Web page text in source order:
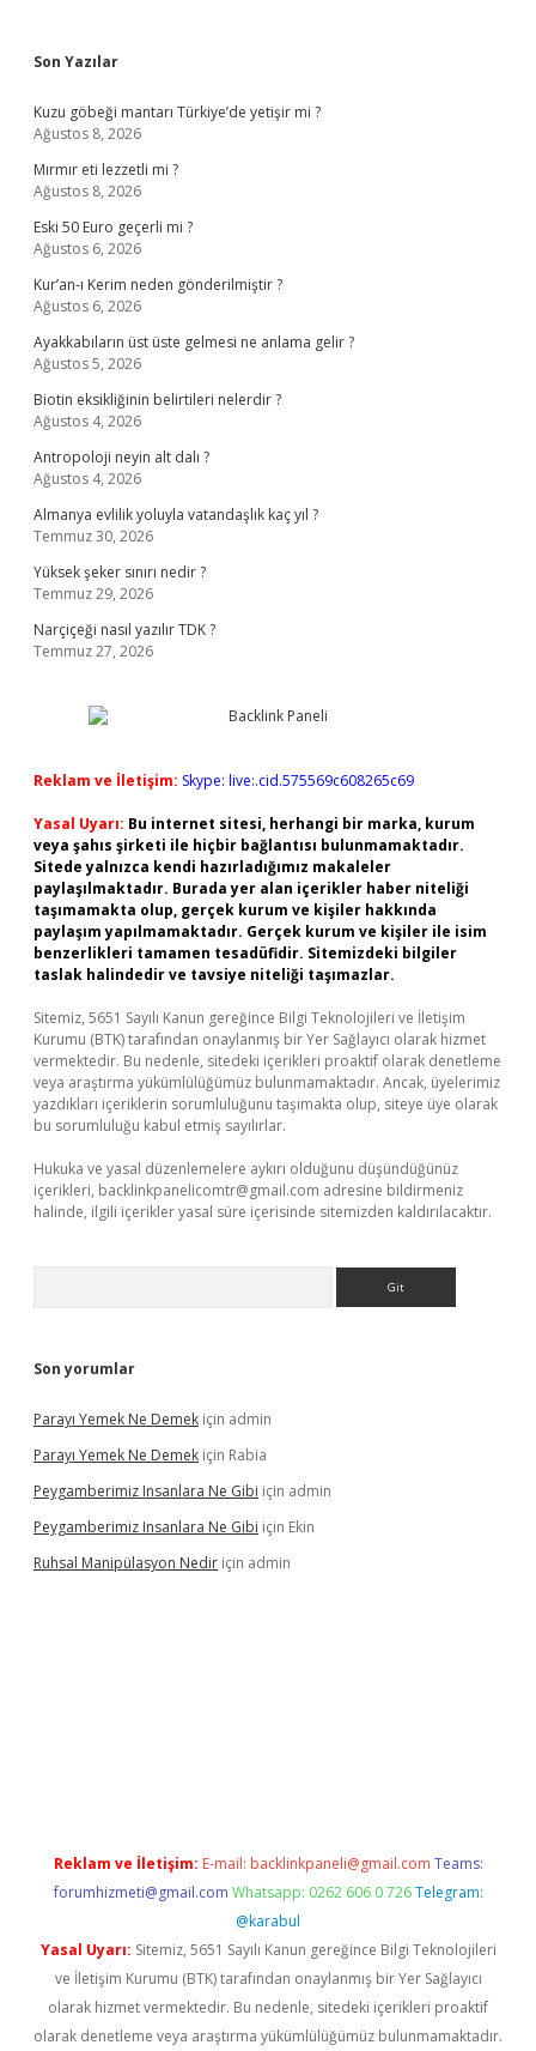
Sidebar
Son Yazılar
Kuzu göbeği mantarı Türkiye’de yetişir mi ?
Ağustos 8, 2026
Mırmır eti lezzetli mi ?
Ağustos 8, 2026
Eski 50 Euro geçerli mi ?
Ağustos 6, 2026
Kur’an-ı Kerim neden gönderilmiştir ?
Ağustos 6, 2026
Ayakkabıların üst üste gelmesi ne anlama gelir ?
Ağustos 5, 2026
Biotin eksikliğinin belirtileri nelerdir ?
Ağustos 4, 2026
Antropoloji neyin alt dalı ?
Ağustos 4, 2026
Almanya evlilik yoluyla vatandaşlık kaç yıl ?
Temmuz 30, 2026
Yüksek şeker sınırı nedir ?
Temmuz 29, 2026
Narçiçeği nasıl yazılır TDK ?
Temmuz 27, 2026
Reklam ve İletişim: Skype: live:.cid.575569c608265c69
Yasal Uyarı: Bu internet sitesi, herhangi bir marka, kurum
veya şahıs şirketi ile hiçbir bağlantısı bulunmamaktadır.
Sitede yalnızca kendi hazırladığımız makaleler
paylaşılmaktadır. Burada yer alan içerikler haber niteliği
taşımamakta olup, gerçek kurum ve kişiler hakkında
paylaşım yapılmamaktadır. Gerçek kurum ve kişiler ile isim
benzerlikleri tamamen tesadüfidir. Sitemizdeki bilgiler
taslak halindedir ve tavsiye niteliği taşımazlar.
Sitemiz, 5651 Sayılı Kanun gereğince Bilgi Teknolojileri ve İletişim
Kurumu (BTK) tarafından onaylanmış bir Yer Sağlayıcı olarak hizmet
vermektedir. Bu nedenle, sitedeki içerikleri proaktif olarak denetleme
veya araştırma yükümlülüğümüz bulunmamaktadır. Ancak, üyelerimiz
yazdıkları içeriklerin sorumluluğunu taşımakta olup, siteye üye olarak
bu sorumluluğu kabul etmiş sayılırlar.
Hukuka ve yasal düzenlemelere aykırı olduğunu düşündüğünüz
içerikleri, backlinkpanelicomtr@gmail.com adresine bildirmeniz
halinde, ilgili içerikler yasal süre içerisinde sitemizden kaldırılacaktır.
Son yorumlar
Parayı Yemek Ne Demek için admin
Parayı Yemek Ne Demek için Rabia
Peygamberimiz Insanlara Ne Gibi için admin
Peygamberimiz Insanlara Ne Gibi için Ekin
Ruhsal Manipülasyon Nedir için admin
Reklam ve İletişim: E-mail: backlinkpaneli@gmail.com Teams:
forumhizmeti@gmail.com Whatsapp: 0262 606 0 726 Telegram:
@karabul
Yasal Uyarı: Sitemiz, 5651 Sayılı Kanun gereğince Bilgi Teknolojileri
ve İletişim Kurumu (BTK) tarafından onaylanmış bir Yer Sağlayıcı
olarak hizmet vermektedir. Bu nedenle, sitedeki içerikleri proaktif
olarak denetleme veya araştırma yükümlülüğümüz bulunmamaktadır.